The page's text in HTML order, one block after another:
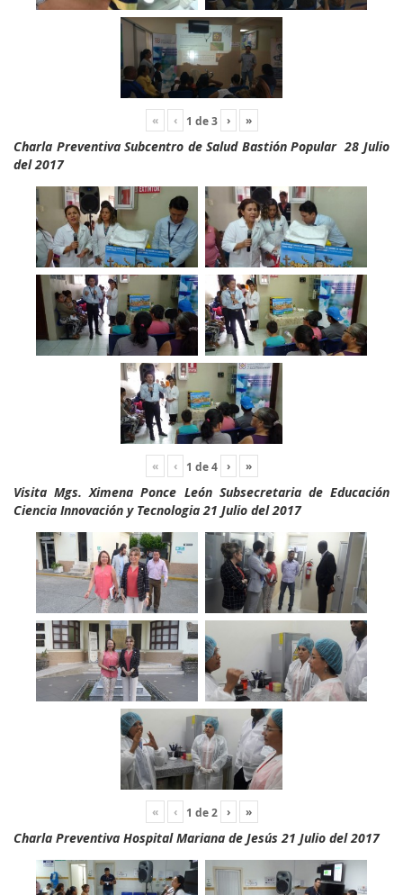
« ‹ 1 de3 › »
Charla Preventiva Subcentro de Salud Bastión Popular 28 Julio
del 2017
« ‹ 1 de4 › »
Visita Mgs. Ximena Ponce León Subsecretaria de Educación
Ciencia Innovación y Tecnologia 21 Julio del 2017
« ‹ 1 de2 › »
Charla Preventiva Hospital Mariana de Jesús 21 Julio del 2017